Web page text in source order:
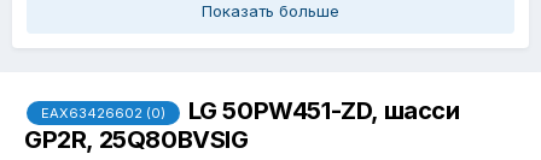
Показать больше
EAX63426602 (0)
LG 50PW451-ZD, шасси
GP2R, 25Q80BVSIG